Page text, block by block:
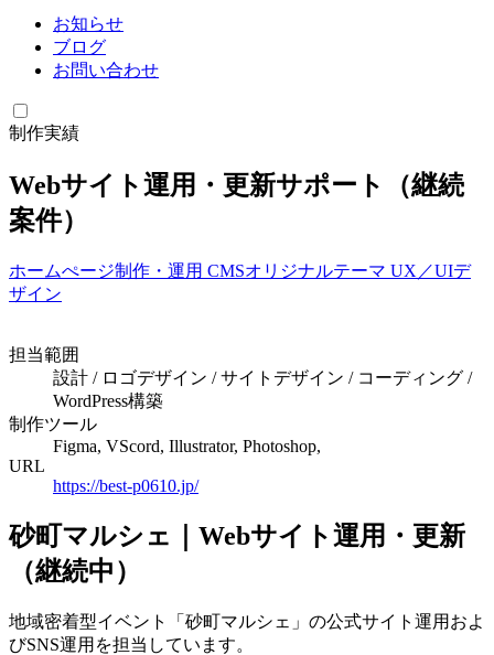
お知らせ
ブログ
お問い合わせ
制作実績
Webサイト運用・更新サポート（継続
案件）
ホームぺージ制作・運用 CMSオリジナルテーマ UX／UIデ
ザイン
担当範囲
設計 / ロゴデザイン / サイトデザイン / コーディング /
WordPress構築
制作ツール
Figma, VScord, Illustrator, Photoshop,
URL
https://best-p0610.jp/
砂町マルシェ｜Webサイト運用・更新
（継続中）
地域密着型イベント「砂町マルシェ」の公式サイト運用およ
びSNS運用を担当しています。